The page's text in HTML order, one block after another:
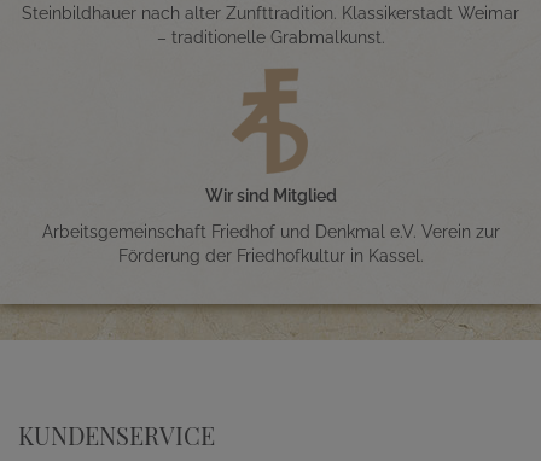
Steinbildhauer nach alter Zunfttradition. Klassikerstadt Weimar
– traditionelle Grabmalkunst.
Wir sind Mitglied
Arbeitsgemeinschaft Friedhof und Denkmal e.V. Verein zur
Förderung der Friedhofkultur in Kassel.
KUNDENSERVICE